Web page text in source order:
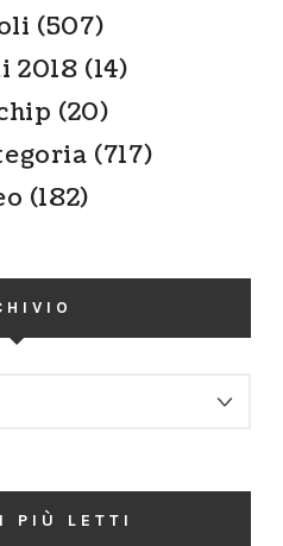
(507)
2018 (14)
(20)
(717)
(182)
PIÙ LETTI